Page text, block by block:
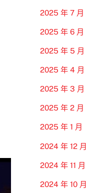
2025 年 7 月
2025 年 6 月
2025 年 5 月
2025 年 4 月
2025 年 3 月
2025 年 2 月
2025 年 1 月
2024 年 12 月
2024 年 11 月
2024 年 10 月